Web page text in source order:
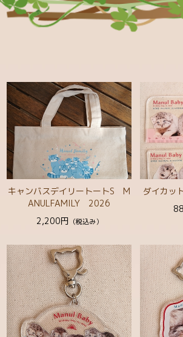
マヌルネコグッズ
CATEGORY
生物多様性保全
ボルネオ保全プロジェクト
まもろうPROJECT ユキヒョウ
チャリティーコーナー
ぬいぐるみ
マスコット・ストラップ
生活雑貨
ステーショナリー
シール・ステッカー
ボールペン・えんぴつ
キャンバスデイリートートS M
ANULFAMILY 2026
2,200円 （税込み）
ダイカッ